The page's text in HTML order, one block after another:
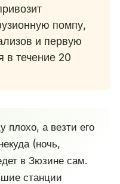
помпу,
и первую
в течение 20
плохо, а везти его
(ночь,
в Зюзине сам.
станции